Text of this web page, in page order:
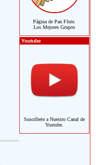
Página de Pan Flute.
Los Mejores Grupos
Youtube
Suscríbete a Nuestro Canal de
Youtube.